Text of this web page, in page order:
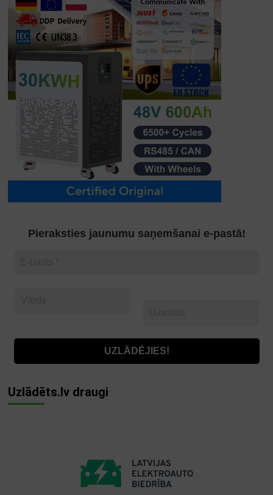
Pieraksties jaunumu saņemšanai e-pastā!
Uzlādēts.lv draugi